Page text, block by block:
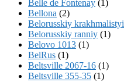
Belle de Fontenay (1)
Bellona (2)
Belorusskiy krakhmalistyi
Belorusskiy ranniy (1)
Belovo 1013 (1)
BelRus (1)
Beltsville 2067-16 (1)
Beltsville 355-35 (1)